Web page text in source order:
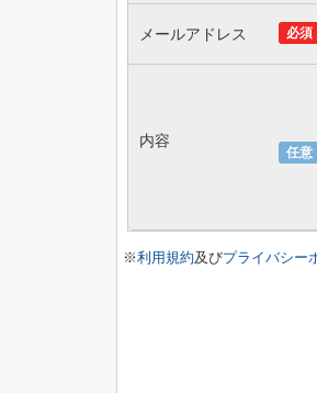
必須
メールアドレス
任意
内容
※利用規約及びプライバシー